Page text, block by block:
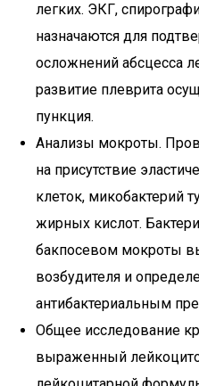
легких. ЭКГ,
назначаются для
осложнений абсцесса
развитие плеврита
пункция.
Анализы мокроты.
на присутствие
клеток, микобактерий
жирных кислот.
бакпосевом мокроты
возбудителя и
антибактериальным
Общее исследование
выраженный